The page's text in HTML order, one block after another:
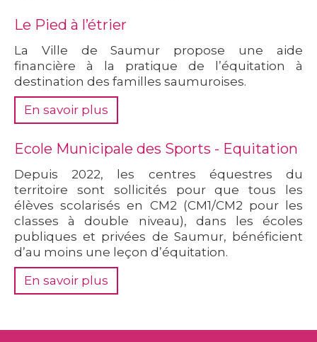
Le Pied à l’étrier
La Ville de Saumur propose une aide
financière à la pratique de l’équitation à
destination des familles saumuroises.
En savoir plus
Ecole Municipale des Sports - Equitation
Depuis 2022, les centres équestres du
territoire sont sollicités pour que tous les
élèves scolarisés en CM2 (CM1/CM2 pour les
classes à double niveau), dans les écoles
publiques et privées de Saumur, bénéficient
d’au moins une leçon d’équitation.
En savoir plus